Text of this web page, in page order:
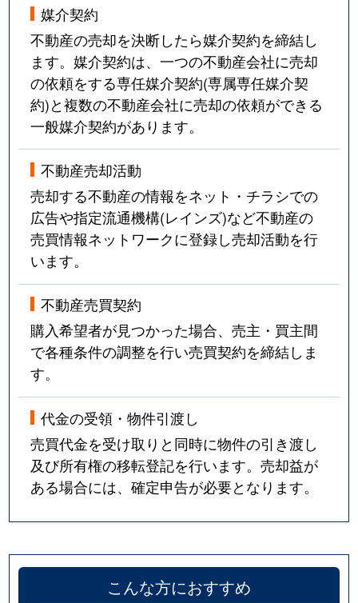
媒介契約
不動産の売却を決断したら媒介契約を締結し
ます。媒介契約は、一つの不動産会社に売却
の依頼をする専任媒介契約(専属専任媒介契
約)と複数の不動産会社に売却の依頼ができる
一般媒介契約があります。
不動産売却活動
売却する不動産の情報をネット・チラシでの
広告や指定流通機構(レインズ)など不動産の
売買情報ネットワークに登録し売却活動を行
います。
不動産売買契約
購入希望者が見つかった場合、売主・買主間
で各種条件の調整を行い売買契約を締結しま
す。
代金の受領・物件引渡し
売買代金を受け取りと同時に物件の引き渡し
及び所有権の移転登記を行います。売却益が
ある場合には、確定申告が必要となります。
こんな方におすすめ